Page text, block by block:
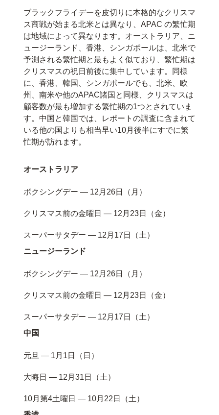
ブラックフライデーを皮切りに本格的なクリスマ
ス商戦が始まる北米とは異なり、APAC の繁忙期
は地域によって異なります。オーストラリア、ニ
ュージーランド、香港、シンガポールは、北米で
予測される繁忙期と最もよく似ており、繁忙期は
クリスマスの祝日前後に集中しています。同様
に、香港、韓国、シンガポールでも、北米、欧
州、南米や他のAPAC諸国と同様、クリスマスは
顧客数が最も増加する繁忙期の1つとされていま
す。中国と韓国では、レポートの調査に含まれて
いる他の国よりも相当早い10月後半にすでに繁
忙期が訪れます。
オーストラリア
ボクシングデー — 12月26日（月）
クリスマス前の金曜日 — 12月23日（金）
スーパーサタデー — 12月17日（土）
ニュージーランド
ボクシングデー — 12月26日（月）
クリスマス前の金曜日 — 12月23日（金）
スーパーサタデー — 12月17日（土）
中国
元旦 — 1月1日（日）
大晦日 — 12月31日（土）
10月第4土曜日 — 10月22日（土）